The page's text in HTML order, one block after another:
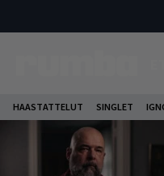
HAASTATTELUT SINGLET